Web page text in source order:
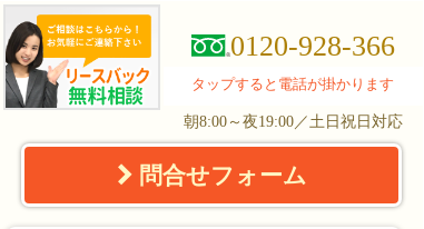
0120-928-366
タップすると電話が掛かります
朝8:00～夜19:00／土日祝日対応
問合せフォーム